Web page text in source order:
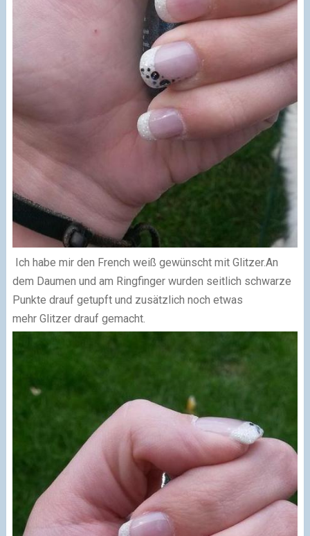
Ich habe mir den French weiß gewünscht mit Glitzer.An
dem Daumen und am Ringfinger wurden seitlich schwarze
Punkte drauf getupft und zusätzlich noch etwas
mehr Glitzer drauf gemacht.